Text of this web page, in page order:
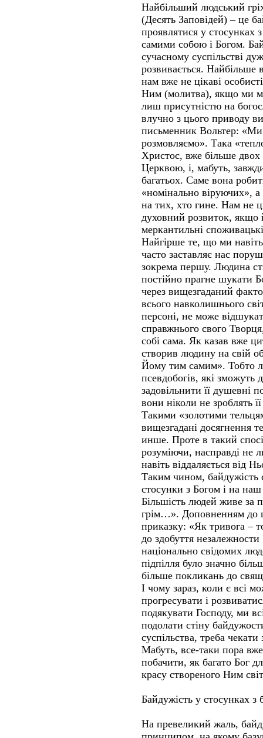
Найбільший людський
(Десять Заповідей) – це
проявлятися у стосунках
самими собою і Богом.
сучасному суспільстві
розвивається. Найбільше
нам вже не цікаві
Ним (молитва), якщо ми
лиш присутністю на
влучно з цього приводу
письменник Вольтер: «Ми
розмовляємо». Така
Христос, вже більше двох
Церквою, і, мабуть,
багатьох. Саме вона
«номінально віруючих»,
на тих, хто гине. Нам не
духовний розвиток, якщо
меркантильні
Найгірше те, що ми
часто заставляє нас
зокрема першу. Людина
постійно прагне шукати
через вищезгаданий
всього навколишнього
персоні, не може
справжнього свого
собі сама. Як казав вже
створив людину на свій
Йому тим самим». Тобто
псевдобогів, які зможуть
задовільнити її душевні
вони ніколи не зроблять
Такими «золотими
вищезгадані досягнення
инше. Проте в такий
розуміючи, насправді не
навіть віддаляється від
Таким чином, байдужість
стосунки з Богом і на
Більшість людей живе за
грім…». Доповненням до
приказку: «Як тривога –
до здобуття
національно свідомих
підпілля було значно
більше покликань до
І чому зараз, коли є всі
прогресувати і
подякувати Господу, ми
подолати стіну
суспільства, треба чекати
Мабуть, все-таки пора
побачити, як багато Бог
красу створеного Ним
Байдужість у стосунках з
На превеликий жаль,